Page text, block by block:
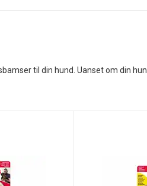
til din hund. Uanset om din